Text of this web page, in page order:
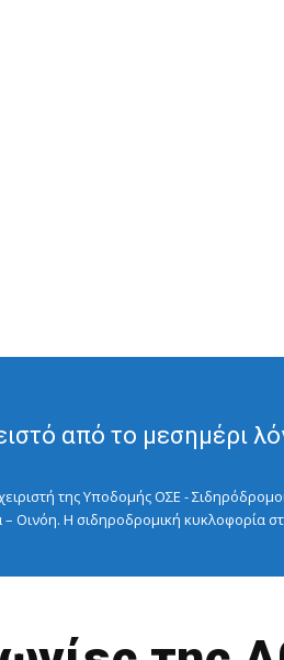
από το μεσημέρι
της Υποδομής ΟΣΕ -
Οινόη. Η σιδηροδρομική κυκλοφορία